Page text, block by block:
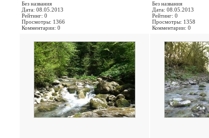
Без названия
Дата: 08.05.2013
Рейтинг: 0
Просмотры: 1366
Комментарии: 0
Без названия
Дата: 08.05.2013
Рейтинг: 0
Просмотры: 1358
Комментарии: 0